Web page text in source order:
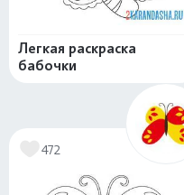
Легкая раскраска
бабочки
472